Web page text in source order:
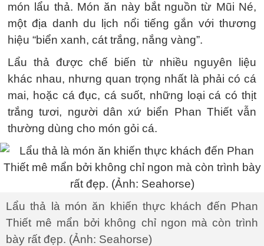
món lẩu thả. Món ăn này bắt nguồn từ Mũi Né,
một địa danh du lịch nổi tiếng gắn với thương
hiệu “biển xanh, cát trắng, nắng vàng”.
Lẩu thả được chế biến từ nhiều nguyên liệu
khác nhau, nhưng quan trọng nhất là phải có cá
mai, hoặc cá đục, cá suốt, những loại cá có thịt
trắng tươi, người dân xứ biển Phan Thiết vẫn
thường dùng cho món gỏi cá.
Lẩu thả là món ăn khiến thực khách đến Phan
Thiết mê mẩn bởi không chỉ ngon mà còn trình
bày rất đẹp. (Ảnh: Seahorse)